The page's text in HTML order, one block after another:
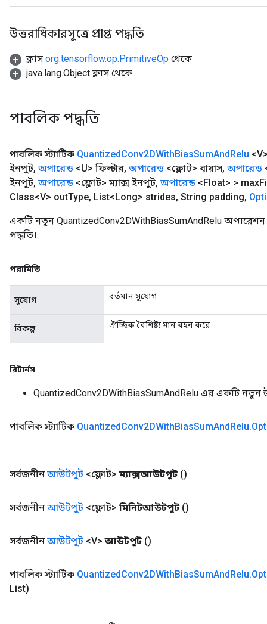
উত্তরাধিকারসূত্রে প্রাপ্ত পদ্ধতি
ক্লাস org.tensorflow.op.PrimitiveOp থেকে
java.lang.Object ক্লাস থেকে
পাবলিক পদ্ধতি
পাবলিক স্ট্যাটিক QuantizedConv2DWithBiasSumAndRelu
ইনপুট, অপারেন্ড <U> ফিল্টার, অপারেন্ড <ফ্লোট> বায়াস, অপারেন্ড
ইনপুট, অপারেন্ড <ফ্লোট> ম্যাক্স ইনপুট, অপারেন্ড <Float> > max
Class<V> outType, List<Long> strides, String padding,
একটি নতুন QuantizedConv2DWithBiasSumAndRelu
পদ্ধতি।
পরামিতি
সুযোগ বর্তমান সুযোগ
বিকল্প ঐচ্ছিক বৈশিষ্ট্য মান বহন করে
রিটার্নস
QuantizedConv2DWithBiasSumAndRelu এর একটি নতুন
পাবলিক স্ট্যাটিক QuantizedConv2DWithBiasSumAndRelu.
সর্বজনীন আউটপুট <ফ্লোট> ম্যাক্সআউটপুট ()
সর্বজনীন আউটপুট <ফ্লোট> মিনিটআউটপুট ()
সর্বজনীন আউটপুট <V> আউটপুট ()
পাবলিক স্ট্যাটিক QuantizedConv2DWithBiasSumAndRelu.
List)